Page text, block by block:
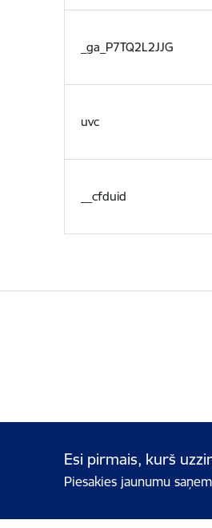
_ga_P7TQ2L2JJG
uvc
__cfduid
Esi pirmais, kurš
Piesakies jaunumu